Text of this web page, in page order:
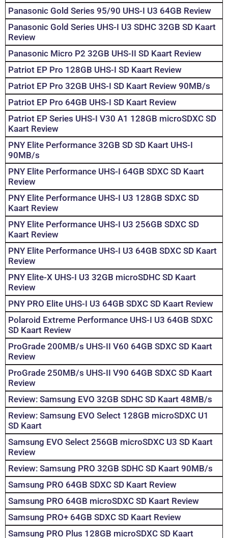
Panasonic Gold Series 95/90 UHS-I U3 64GB Review
Panasonic Gold Series UHS-I U3 SDHC 32GB SD Kaart
Review
Panasonic Micro P2 32GB UHS-II SD Kaart Review
Patriot EP Pro 128GB UHS-I SD Kaart Review
Patriot EP Pro 32GB UHS-I SD Kaart Review 90MB/s
Patriot EP Pro 64GB UHS-I SD Kaart Review
Patriot EP Series UHS-I V30 A1 128GB microSDXC SD
Kaart Review
PNY Elite Performance 32GB SD SD Kaart UHS-I
90MB/s
PNY Elite Performance UHS-I 64GB SDXC SD Kaart
Review
PNY Elite Performance UHS-I U3 128GB SDXC SD
Kaart Review
PNY Elite Performance UHS-I U3 256GB SDXC SD
Kaart Review
PNY Elite Performance UHS-I U3 64GB SDXC SD Kaart
Review
PNY Elite-X UHS-I U3 32GB microSDHC SD Kaart
Review
PNY PRO Elite UHS-I U3 64GB SDXC SD Kaart Review
Polaroid Extreme Performance UHS-I U3 64GB SDXC
SD Kaart Review
ProGrade 200MB/s UHS-II V60 64GB SDXC SD Kaart
Review
ProGrade 250MB/s UHS-II V90 64GB SDXC SD Kaart
Review
Review: Samsung EVO 32GB SDHC SD Kaart 48MB/s
Review: Samsung EVO Select 128GB microSDXC U1
SD Kaart
Samsung EVO Select 256GB microSDXC U3 SD Kaart
Review
Review: Samsung PRO 32GB SDHC SD Kaart 90MB/s
Samsung PRO 64GB SDXC SD Kaart Review
Samsung PRO 64GB microSDXC SD Kaart Review
Samsung PRO+ 64GB SDXC SD Kaart Review
Samsung PRO Plus 128GB microSDXC SD Kaart